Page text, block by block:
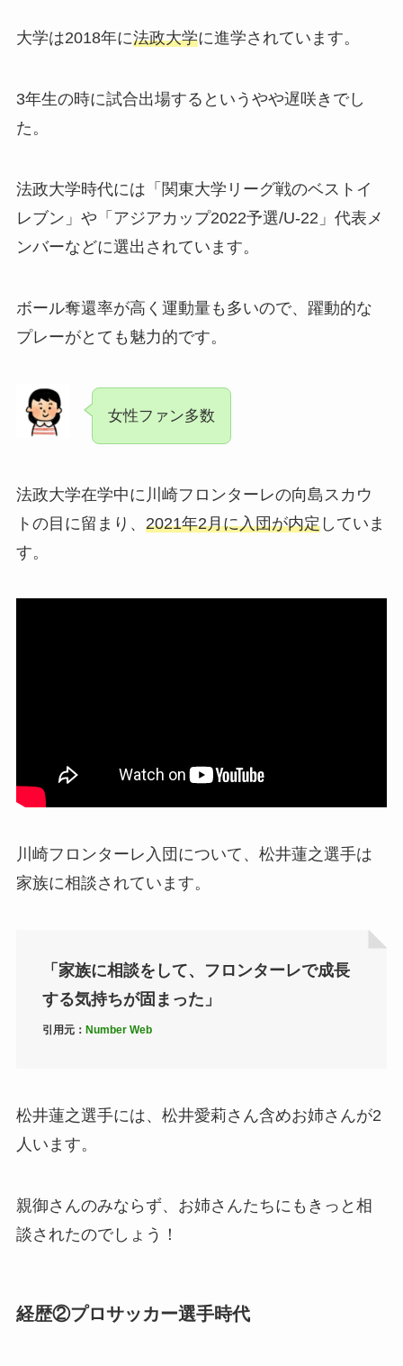
大学は2018年に法政大学に進学されています。
3年生の時に試合出場するというやや遅咲きでし
た。
法政大学時代には「関東大学リーグ戦のベストイ
レブン」や「アジアカップ2022予選/U-22」代表メ
ンバーなどに選出されています。
ボール奪還率が高く運動量も多いので、躍動的な
プレーがとても魅力的です。
女性ファン多数
法政大学在学中に川崎フロンターレの向島スカウ
トの目に留まり、 2021年2月に入団が内定していま
す。
川崎フロンターレ入団について、松井蓮之選手は
家族に相談されています。
「家族に相談をして、フロンターレで成長
する気持ちが固まった」
引用元： Number Web
松井蓮之選手には、松井愛莉さん含めお姉さんが2
人います。
親御さんのみならず、お姉さんたちにもきっと相
談されたのでしょう！
経歴②プロサッカー選手時代